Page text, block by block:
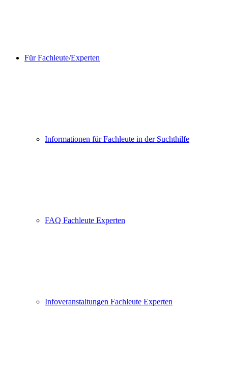
Für Fachleute/Experten
Informationen für Fachleute in der Suchthilfe
FAQ Fachleute Experten
Infoveranstaltungen Fachleute Experten